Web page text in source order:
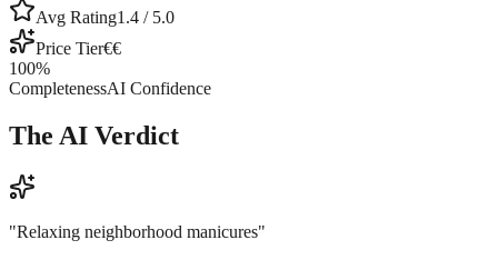
Avg Rating1.4 / 5.0
Price Tier€€
100%
CompletenessAI Confidence
The AI Verdict
"Relaxing neighborhood manicures"